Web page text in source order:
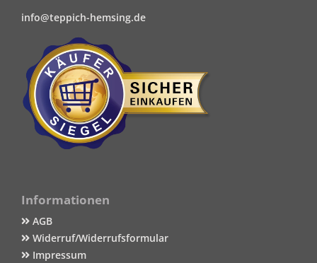
info@teppich-hemsing.de
Informationen
AGB
Widerruf/Widerrufsformular
Impressum